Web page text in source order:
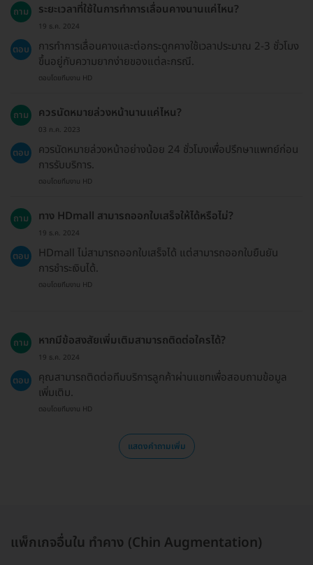
ถาม ระยะเวลาที่ใช้ในการทำการเลื่อนคางนานแค่ไหน?
19 ธ.ค. 2024
ตอบ
การทำการเลื่อนคางและต่อกระดูกคางใช้เวลาประมาณ 2-3 ชั่วโมง
ขึ้นอยู่กับความยากง่ายของแต่ละกรณี.
ตอบโดยทีมงาน HD
ถาม ควรนัดหมายล่วงหน้านานแค่ไหน?
03 ก.ค. 2023
ตอบ
ควรนัดหมายล่วงหน้าอย่างน้อย 24 ชั่วโมงเพื่อปรึกษาแพทย์ก่อน
การรับบริการ.
ตอบโดยทีมงาน HD
ถาม ทาง HDmall สามารถออกใบเสร็จให้ได้หรือไม่?
19 ธ.ค. 2024
ตอบ
HDmall ไม่สามารถออกใบเสร็จได้ แต่สามารถออกใบยืนยัน
การชำระเงินได้.
ตอบโดยทีมงาน HD
ถาม หากมีข้อสงสัยเพิ่มเติมสามารถติดต่อใครได้?
19 ธ.ค. 2024
ตอบ
คุณสามารถติดต่อทีมบริการลูกค้าผ่านแชทเพื่อสอบถามข้อมูล
เพิ่มเติม.
ตอบโดยทีมงาน HD
แสดงคำถามเพิ่ม
แพ็กเกจอื่นใน ทำคาง (Chin Augmentation)